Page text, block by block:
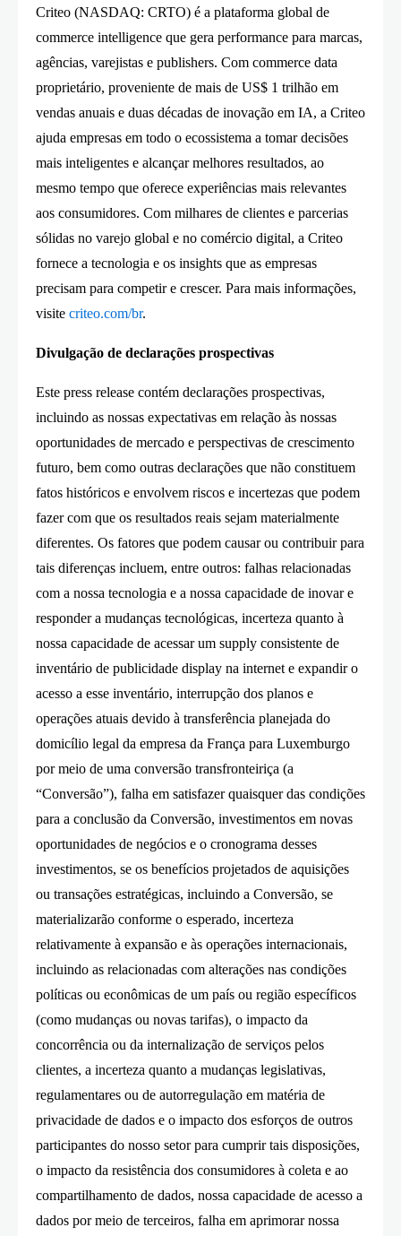
Criteo (NASDAQ: CRTO) é a plataforma global de
commerce intelligence que gera performance para marcas,
agências, varejistas e publishers. Com commerce data
proprietário, proveniente de mais de US$ 1 trilhão em
vendas anuais e duas décadas de inovação em IA, a Criteo
ajuda empresas em todo o ecossistema a tomar decisões
mais inteligentes e alcançar melhores resultados, ao
mesmo tempo que oferece experiências mais relevantes
aos consumidores. Com milhares de clientes e parcerias
sólidas no varejo global e no comércio digital, a Criteo
fornece a tecnologia e os insights que as empresas
precisam para competir e crescer. Para mais informações,
visite criteo.com/br.
Divulgação de declarações prospectivas
Este press release contém declarações prospectivas,
incluindo as nossas expectativas em relação às nossas
oportunidades de mercado e perspectivas de crescimento
futuro, bem como outras declarações que não constituem
fatos históricos e envolvem riscos e incertezas que podem
fazer com que os resultados reais sejam materialmente
diferentes. Os fatores que podem causar ou contribuir para
tais diferenças incluem, entre outros: falhas relacionadas
com a nossa tecnologia e a nossa capacidade de inovar e
responder a mudanças tecnológicas, incerteza quanto à
nossa capacidade de acessar um supply consistente de
inventário de publicidade display na internet e expandir o
acesso a esse inventário, interrupção dos planos e
operações atuais devido à transferência planejada do
domicílio legal da empresa da França para Luxemburgo
por meio de uma conversão transfronteiriça (a
“Conversão”), falha em satisfazer quaisquer das condições
para a conclusão da Conversão, investimentos em novas
oportunidades de negócios e o cronograma desses
investimentos, se os benefícios projetados de aquisições
ou transações estratégicas, incluindo a Conversão, se
materializarão conforme o esperado, incerteza
relativamente à expansão e às operações internacionais,
incluindo as relacionadas com alterações nas condições
políticas ou econômicas de um país ou região específicos
(como mudanças ou novas tarifas), o impacto da
concorrência ou da internalização de serviços pelos
clientes, a incerteza quanto a mudanças legislativas,
regulamentares ou de autorregulação em matéria de
privacidade de dados e o impacto dos esforços de outros
participantes do nosso setor para cumprir tais disposições,
o impacto da resistência dos consumidores à coleta e ao
compartilhamento de dados, nossa capacidade de acesso a
dados por meio de terceiros, falha em aprimorar nossa